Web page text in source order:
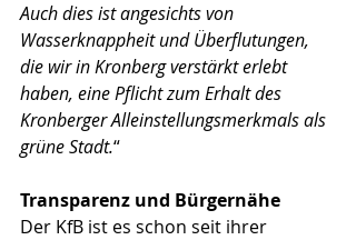
Auch dies ist angesichts von
Wasserknappheit und Überflutungen,
die wir in Kronberg verstärkt erlebt
haben, eine Pflicht zum Erhalt des
Kronberger Alleinstellungsmerkmals als
grüne Stadt.“
Transparenz und Bürgernähe
Der KfB ist es schon seit ihrer